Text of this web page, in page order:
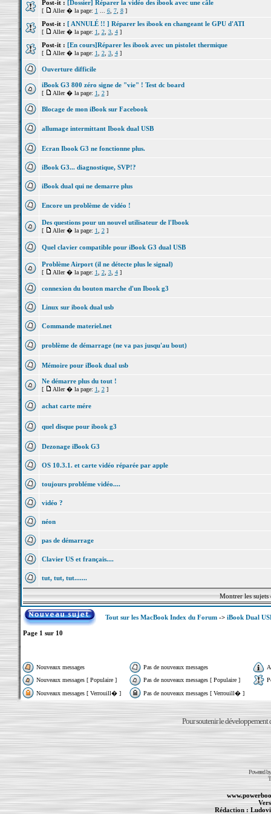
Post-it : [Dossier] Réparer la vidéo des ibook avec une câle
[ Aller � la page: 1 6, 7, 8]
Post-it : [ ANNULÉ !! ] Réparer les ibook en changeant le GPU d'ATI
[ Aller � la page: 1 2, 3, 4]
Post-it : [En cours]Réparer les ibook avec un pistolet thermique
[ Aller � la page: 1 2, 3, 4]
Ouverture difficile
iBook G3 800 zéro signe de "vie" ! Test dc board
[ Aller � la page: 1 2]
Blocage de mon iBook sur Facebook
allumage intermittant Ibook dual USB
Ecran Ibook G3 ne fonctionne plus.
iBook G3... diagnostique, SVP!?
iBook dual qui ne demarre plus
Encore un problème de vidéo !
Des questions pour un nouvel utilisateur de l'Ibook
[ Aller � la page: 1 2]
Quel clavier compatible pour iBook G3 dual USB
Problème Airport (il ne détecte plus le signal)
[ Aller � la page: 1 2, 3, 4]
connexion du bouton marche d'un Ibook g3
Linux sur ibook dual usb
Commande materiel.net
problème de démarrage (ne va pas jusqu'au bout)
Mémoire pour iBook dual usb
Ne démarre plus du tout !
[ Aller � la page: 1 2]
achat carte mére
quel disque pour ibook g3
Dezonage iBook G3
OS 10.3.1. et carte vidéo réparée par apple
toujours probléme vidéo....
vidéo ?
néon
pas de démarrage
Clavier US et français....
tut, tut, tut.......
Montrer les
Tout sur les MacBook Index du Forum-> iBook Dual
Page 1 sur 10
Nouveaux messages Pas de nouveaux messages
Nouveaux messages [ Populaire ]
Pas de nouveaux messages [ Populaire ]
Nouveaux messages [ Verrouill� ]
Pas de nouveaux messages [ Verrouill� ]
Pour soutenir le développement
Powered
Rédaction :